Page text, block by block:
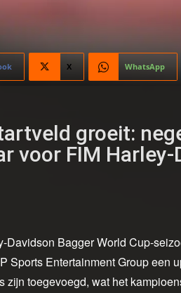
X WhatsApp
groeit:
voor FIM Harley-
Davidson Bagger World Cup-
Sports Entertainment Group een
zijn toegevoegd, wat het